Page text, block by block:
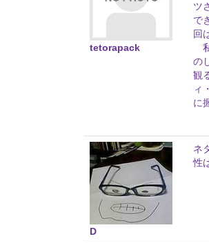
tetorapack
ツ
で
回
の
観
ィ
に
D
ネ
性